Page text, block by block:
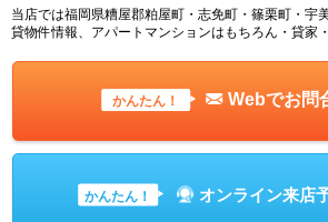
当店では福岡県糟屋郡粕屋町・志免町・篠栗町・宇
貸物件情報、アパートマンションはもちろん・貸家
かんたん！ Webでお問
かんたん！ オンライン来店